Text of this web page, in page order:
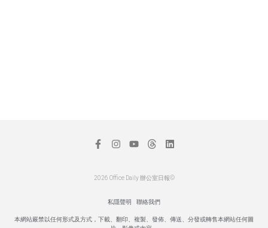
2026 Office Daily 辦公室日報©
私隱聲明 聯絡我們
本網站嚴禁以任何形式及方式，下載、翻印、複製、發佈、傳送、分發或轉售本網站任何圖